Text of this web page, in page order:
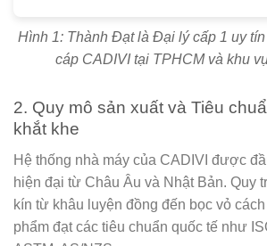
Hình 1: Thành Đạt là Đại lý cấp 1 uy
cáp CADIVI tại TPHCM và khu
2. Quy mô sản xuất và Tiêu
khắt khe
Hệ thống nhà máy của CADIVI được
hiện đại từ Châu Âu và Nhật Bản. Quy
kín từ khâu luyện đồng đến bọc vỏ
phẩm đạt các tiêu chuẩn quốc tế như